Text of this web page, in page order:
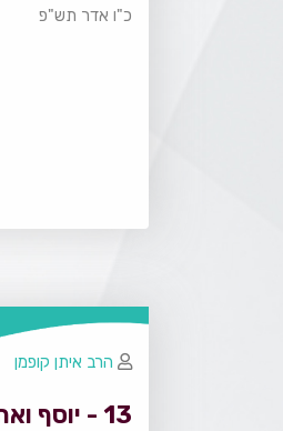
כ"ו אדר תש"פ
13 - יוסף ואחיו 5
הרב איתן קופמן